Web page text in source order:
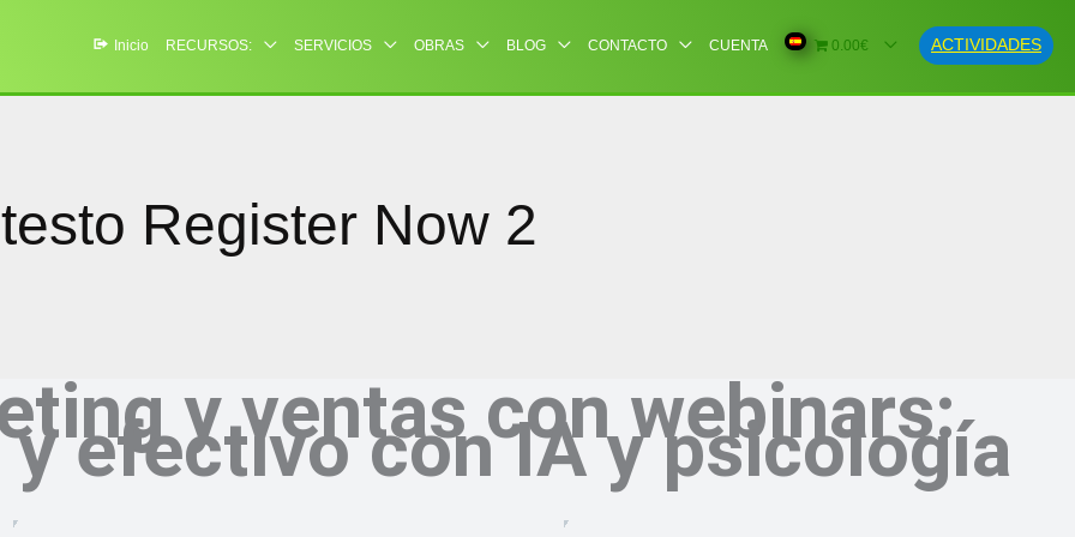
Inicio RECURSOS: SERVICIOS OBRAS BLOG CONTACTO CUENTA 0.00€ ACTIVIDADES
testo Register Now 2
y ventas con webinars:
y efectivo con IA y psicología